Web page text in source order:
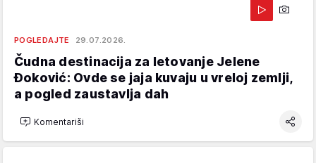
POGLEDAJTE 29.07.2026.
Čudna destinacija za letovanje Jelene
Đoković: Ovde se jaja kuvaju u vreloj zemlji,
a pogled zaustavlja dah
Komentariši